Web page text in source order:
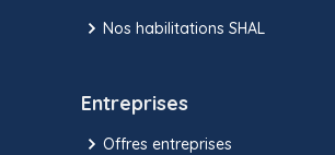
Nos habilitations SHAL
Entreprises
Offres entreprises